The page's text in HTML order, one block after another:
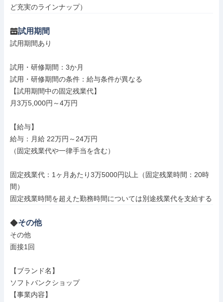
ど充実のラインナップ）
試用期間
試用期間あり
試用・研修期間：3か月
試用・研修期間の条件：給与条件が異なる
【試用期間中の固定残業代】
月3万5,000円～4万円
【給与】
給与：月給 22万円～24万円
（固定残業代や一律手当を含む）
固定残業代：1ヶ月あたり3万5000円以上（固定残業時間：20時
間）
その他
その他
面接1回
【ブランド名】
ソフトバンクショップ
【事業内容】